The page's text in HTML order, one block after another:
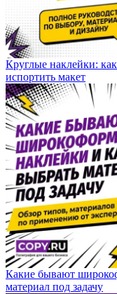
Круглые наклейки:
испортить макет
Какие бывают
материал под задачу